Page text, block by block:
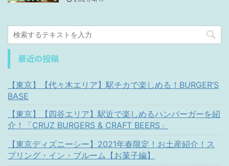
最近の投稿
【東京】【代々木エリア】駅チカで楽しめる！BURGER’S
BASE
【東京】【四谷エリア】駅近で楽しめるハンバーガーを紹
介！「CRUZ BURGERS & CRAFT BEERS」
【東京ディズニーシー】2021年春限定！お土産紹介！ス
プリング・イン・ブルーム【お菓子編】